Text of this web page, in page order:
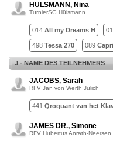
HÜLSMANN, Nina
TurnierSG Hülsmann
014 All my Dreams H
498 Tessa 270 089
J - NAME DES TEILNEHMERS
JACOBS, Sarah
RFV Jan von Werth Jülich
441 Qroquant van het
JAMES DR., Simone
RFV Hubertus Anrath-Neersen